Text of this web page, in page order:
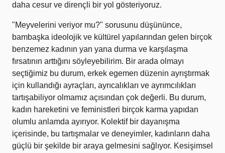
daha cesur ve dirençli bir yol gösteriyoruz.
"Meyvelerini veriyor mu?" sorusunu düşününce,
bambaşka ideolojik ve kültürel yapılarından gelen birçok
benzemez kadının yan yana durma ve karşılaşma
fırsatının arttığını söyleyebilirim. Bir arada olmayı
seçtiğimiz bu durum, erkek egemen düzenin ayrıştırmak
için kullandığı ayraçları, ayrıcalıkları ve ayrımcılıkları
tartışabiliyor olmamız açısından çok değerli. Bu durum,
kadın hareketini ve feministleri birçok karma yapıdan
olumlu anlamda ayırıyor. Kolektif bir dayanışma
içerisinde, bu tartışmalar ve deneyimler, kadınların daha
güçlü bir şekilde bir araya gelmesini sağlıyor. Kesişimsel